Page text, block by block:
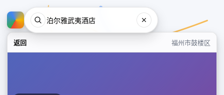
返回 福州市鼓楼区